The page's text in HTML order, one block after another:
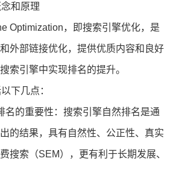
和原理
Optimization，即搜索引擎优化，是
外部链接优化，提供优质内容和良好
索引擎中实现排名的提升。
下几点：
名的重要性：搜索引擎自然排名是通
的结果，具有自然性、公正性、真实
搜索（SEM），更有利于长期发展、